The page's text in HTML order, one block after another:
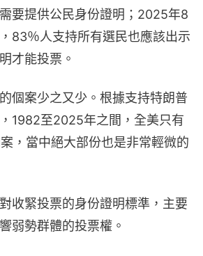
要提供公民身份證明；2025年8
83％人支持所有選民也應該出示
才能投票。
個案少之又少。根據支持特朗普
1982至2025年之間，全美只有
，當中絕大部份也是非常輕微的
收緊投票的身份證明標準，主要
弱勢群體的投票權。